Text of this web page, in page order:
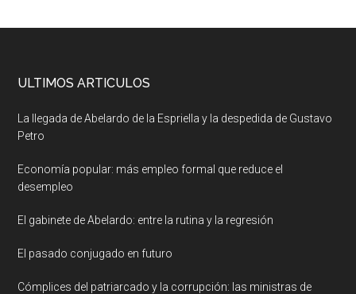
ULTIMOS ARTICULOS
La llegada de Abelardo de la Espriella y la despedida de Gustavo
Petro
Economía popular: más empleo formal que reduce el
desempleo
El gabinete de Abelardo: entre la rutina y la regresión
El pasado conjugado en futuro
Cómplices del patriarcado y la corrupción: las ministras de